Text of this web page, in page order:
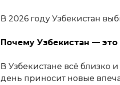
В 2026 году Узбекистан
Почему Узбекистан —
В Узбекистане всё близко
день приносит новые